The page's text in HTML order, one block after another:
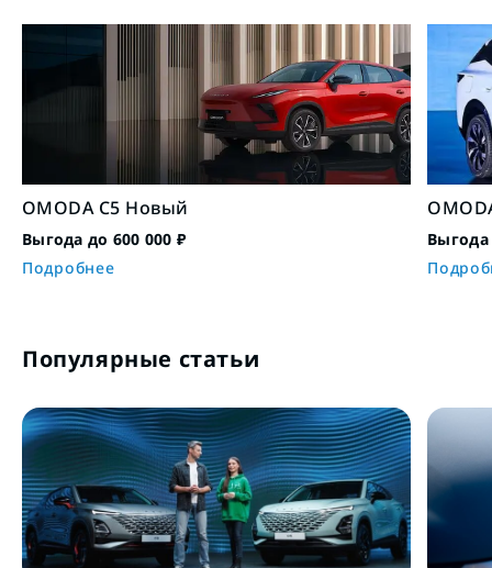
OMODA C5 Новый
Выгода до 600 000 ₽
Подробнее
Выгода
Популярные статьи